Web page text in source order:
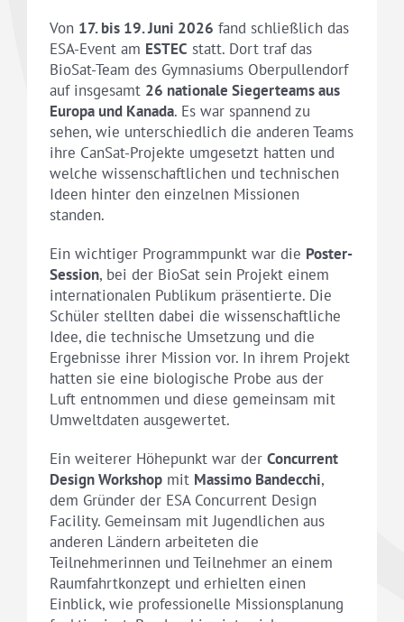
Von 17. bis 19. Juni 2026 fand schließlich das
ESA-Event am ESTEC statt. Dort traf das
BioSat-Team des Gymnasiums Oberpullendorf
auf insgesamt 26 nationale Siegerteams aus
Europa und Kanada. Es war spannend zu
sehen, wie unterschiedlich die anderen Teams
ihre CanSat-Projekte umgesetzt hatten und
welche wissenschaftlichen und technischen
Ideen hinter den einzelnen Missionen
standen.
Ein wichtiger Programmpunkt war die Poster-
Session, bei der BioSat sein Projekt einem
internationalen Publikum präsentierte. Die
Schüler stellten dabei die wissenschaftliche
Idee, die technische Umsetzung und die
Ergebnisse ihrer Mission vor. In ihrem Projekt
hatten sie eine biologische Probe aus der
Luft entnommen und diese gemeinsam mit
Umweltdaten ausgewertet.
Ein weiterer Höhepunkt war derConcurrent
Design Workshop mit Massimo Bandecchi,
dem Gründer der ESA Concurrent Design
Facility. Gemeinsam mit Jugendlichen aus
anderen Ländern arbeiteten die
Teilnehmerinnen und Teilnehmer an einem
Raumfahrtkonzept und erhielten einen
Einblick, wie professionelle Missionsplanung